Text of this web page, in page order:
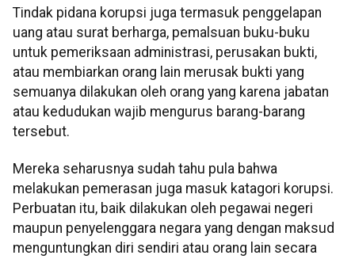
Tindak pidana korupsi juga termasuk penggelapan
uang atau surat berharga, pemalsuan buku-buku
untuk pemeriksaan administrasi, perusakan bukti,
atau membiarkan orang lain merusak bukti yang
semuanya dilakukan oleh orang yang karena jabatan
atau kedudukan wajib mengurus barang-barang
tersebut.
Mereka seharusnya sudah tahu pula bahwa
melakukan pemerasan juga masuk katagori korupsi.
Perbuatan itu, baik dilakukan oleh pegawai negeri
maupun penyelenggara negara yang dengan maksud
menguntungkan diri sendiri atau orang lain secara